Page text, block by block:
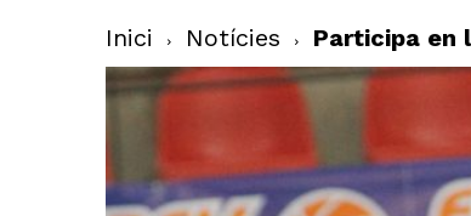
Inici Notícies Participa en